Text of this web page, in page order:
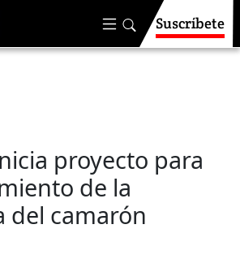
Suscríbete
proyecto para
de la
del camarón